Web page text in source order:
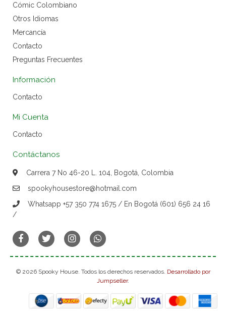
Cómic Colombiano
Otros Idiomas
Mercancía
Contacto
Preguntas Frecuentes
Información
Contacto
Mi Cuenta
Contacto
Contáctanos
Carrera 7 No 46-20 L. 104, Bogotá, Colombia
spookyhousestore@hotmail.com
Whatsapp +57 350 774 1675 / En Bogotá (601) 656 24 16
/
© 2026 Spooky House. Todos los derechos reservados. Desarrollado por
Jumpseller.